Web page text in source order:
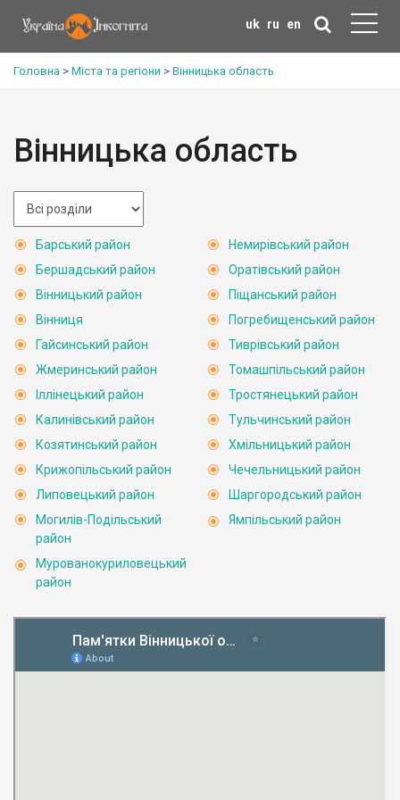
uk ru en
Головна > Міста та регіони > Вінницька область
Вінницька область
Барський район
Бершадський район
Вінницький район
Вінниця
Гайсинський район
Жмеринський район
Іллінецький район
Калинівський район
Козятинський район
Крижопільський район
Липовецький район
Могилів-Подільський
район
Мурованокуриловецький
район
Немирівський район
Оратівський район
Піщанський район
Погребищенський район
Тиврівський район
Томашпільський район
Тростянецький район
Тульчинський район
Хмільницький район
Чечельницький район
Шаргородський район
Ямпільський район